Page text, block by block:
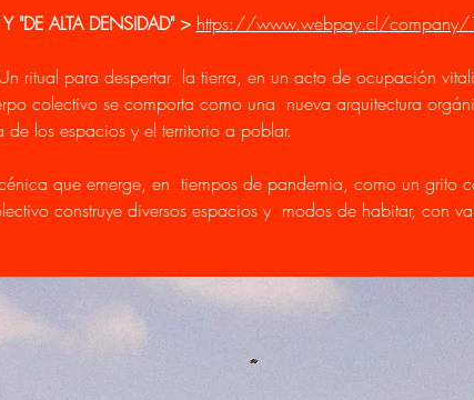
"DE ALTA DENSIDAD" > https://www.webpay.cl/
ritual para despertar  la tierra, en un acto de ocupación
colectivo se comporta como una  nueva arquitectura
los espacios y el territorio a poblar.
que emerge, en  tiempos de pandemia, como un grito
construye diversos espacios y  modos de habitar, con